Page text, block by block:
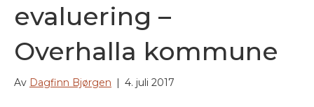
evaluering –
Overhalla kommune
Av Dagfinn Bjørgen | 4. juli 2017